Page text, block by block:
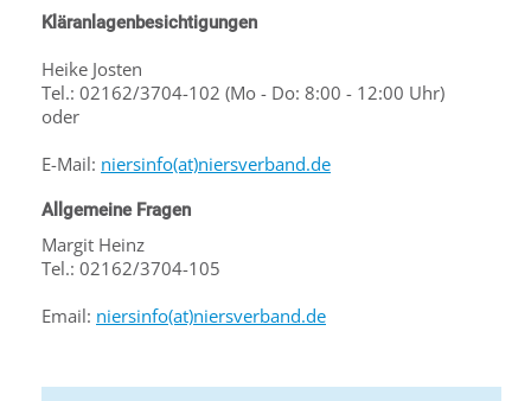
Kläranlagenbesichtigungen
Heike Josten
Tel.: 02162/3704-102 (Mo - Do: 8:00 - 12:00 Uhr)
oder
E-Mail: niersinfo(at)niersverband.de
Allgemeine Fragen
Margit Heinz
Tel.: 02162/3704-105
Email: niersinfo(at)niersverband.de